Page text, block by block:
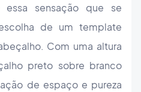
sensação que se
de um template
Com uma altura
preto sobre branco
de espaço e pureza